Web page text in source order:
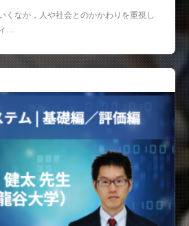
くなか，人や社会とのかかわりを重視し
…